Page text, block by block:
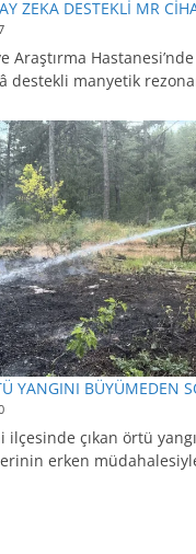
ZEKA DESTEKLİ MR
Araştırma Hastanesi’nde
destekli manyetik
YANGINI BÜYÜMEDEN
ilçesinde çıkan örtü
erken